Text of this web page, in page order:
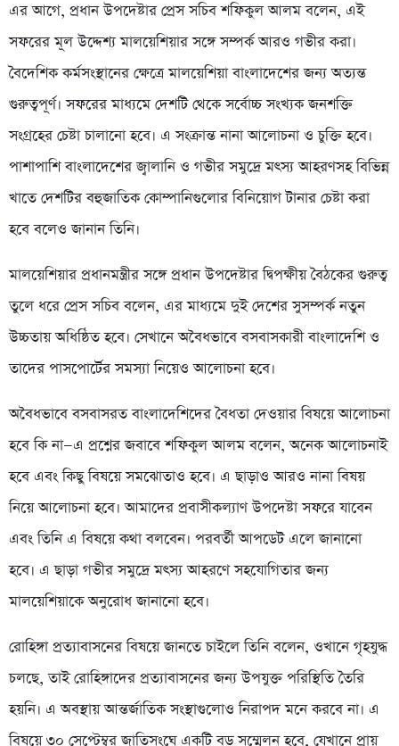
এর আগে, প্রধান উপদেষ্টার প্রেস সচিব শফিকুল আলম বলেন, এই
সফরের মূল উদ্দেশ্য মালয়েশিয়ার সঙ্গে সম্পর্ক আরও গভীর করা।
বৈদেশিক কর্মসংস্থানের ক্ষেত্রে মালয়েশিয়া বাংলাদেশের জন্য অত্যন্ত
গুরুত্বপূর্ণ। সফরের মাধ্যমে দেশটি থেকে সর্বোচ্চ সংখ্যক জনশক্তি
সংগ্রহের চেষ্টা চালানো হবে। এ সংক্রান্ত নানা আলোচনা ও চুক্তি হবে।
পাশাপাশি বাংলাদেশের জ্বালানি ও গভীর সমুদ্রে মৎস্য আহরণসহ বিভিন্ন
খাতে দেশটির বহুজাতিক কোম্পানিগুলোর বিনিয়োগ টানার চেষ্টা করা
হবে বলেও জানান তিনি।
মালয়েশিয়ার প্রধানমন্ত্রীর সঙ্গে প্রধান উপদেষ্টার দ্বিপক্ষীয় বৈঠকের গুরুত্ব
তুলে ধরে প্রেস সচিব বলেন, এর মাধ্যমে দুই দেশের সুসম্পর্ক নতুন
উচ্চতায় অধিষ্ঠিত হবে। সেখানে অবৈধভাবে বসবাসকারী বাংলাদেশি ও
তাদের পাসপোর্টের সমস্যা নিয়েও আলোচনা হবে।
অবৈধভাবে বসবাসরত বাংলাদেশিদের বৈধতা দেওয়ার বিষয়ে আলোচনা
হবে কি না—এ প্রশ্নের জবাবে শফিকুল আলম বলেন, অনেক আলোচনাই
হবে এবং কিছু বিষয়ে সমঝোতাও হবে। এ ছাড়াও আরও নানা বিষয়
নিয়ে আলোচনা হবে। আমাদের প্রবাসীকল্যাণ উপদেষ্টা সফরে যাবেন
এবং তিনি এ বিষয়ে কথা বলবেন। পরবর্তী আপডেট এলে জানানো
হবে। এ ছাড়া গভীর সমুদ্রে মৎস্য আহরণে সহযোগিতার জন্য
মালয়েশিয়াকে অনুরোধ জানানো হবে।
রোহিঙ্গা প্রত্যাবাসনের বিষয়ে জানতে চাইলে তিনি বলেন, ওখানে গৃহযুদ্ধ
চলছে, তাই রোহিঙ্গাদের প্রত্যাবাসনের জন্য উপযুক্ত পরিস্থিতি তৈরি
হয়নি। এ অবস্থায় আন্তর্জাতিক সংস্থাগুলোও নিরাপদ মনে করবে না। এ
বিষয়ে ৩০ সেপ্টেম্বর জাতিসংঘে একটি বড় সম্মেলন হবে, যেখানে প্রায়